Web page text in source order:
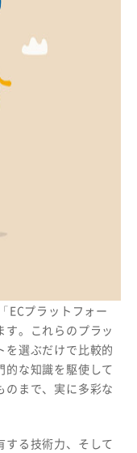
ECプラットフォー
す。これらのプラッ
を選ぶだけで比較的
的な知識を駆使して
のまで、実に多彩な
する技術力、そして